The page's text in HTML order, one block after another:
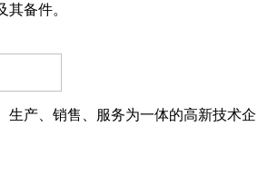
其备件。
生产、销售、服务为一体的高新技术企